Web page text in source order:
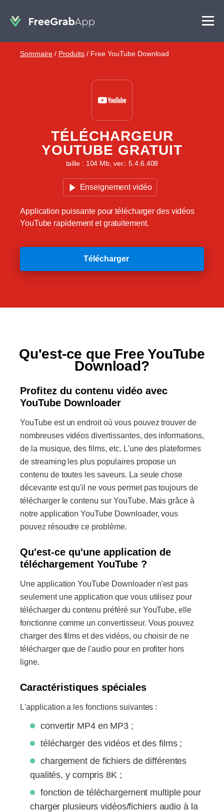
Sommaire / Produits / Free YouTube Download
TÉLÉCHARGEUR
YOUTUBE GRATUIT
taille : 104 Mb, ver.: 5.4.6.408
Enseignement vidéo
Application puissante pour télécharger des vidéos
YouTube rapidement et gratuitement.
Télécharger
Qu'est-ce que Free YouTube
Download?
Profitez du contenu vidéo avec
YouTube Downloader
YouTube est un endroit où vous pouvez trouver de
nombreuses vidéos divertissantes, des informations,
de la musique, des films, etc. L'une des plateformes
de streaming les plus populaires propose un
contenu de toutes les saveurs. La seule chose
décevante est qu'il ne vous permet pas toujours de
télécharger le contenu sur YouTube. Mais grâce à
notre application YouTube Downloader, vous
pouvez résoudre ce problème.
Qu'est-ce qu'une application de
téléchargement YouTube ?
Une application YouTube Downloader n'est pas
seulement une application que vous utilisez pour
télécharger du contenu préféré sur YouTube, elle
fonctionne comme un convertisseur. Vous pouvez
charger des films et des vidéos, ou choisir de ne
télécharger que de l'audio pour en profiter hors
ligne.
Caractéristiques spéciales
L'application a les fonctions suivantes :
convertir MP4 en MP3 ;
télécharger des vidéos et des films ;
chargement de fichiers de différentes
qualités, y compris 8K ;
fonction de téléchargement multiple pour
charger plusieurs vidéos/fichiers audio à la